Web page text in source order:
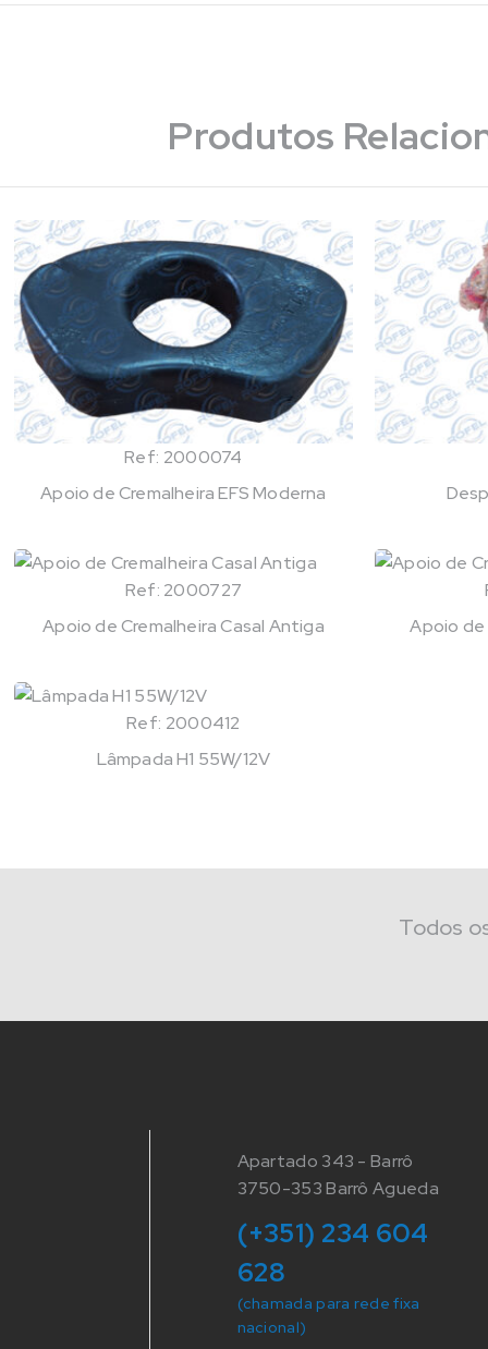
Produtos
Ref: 2000074
Apoio de Cremalheira EFS Moderna
Ref: 2000727
Apoio de Cremalheira Casal Antiga
Apoio de
Ref: 2000412
Lâmpada H1 55W/12V
Todos
Apartado 343 - Barrô
3750-353 Barrô Agueda
(+351) 234 604
628
(chamada para rede fixa
nacional)